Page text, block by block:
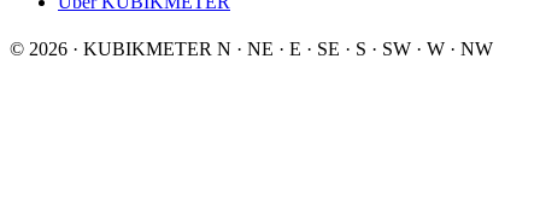
© 2026 · KUBIKMETER N · NE · E · SE · S · SW · W · NW